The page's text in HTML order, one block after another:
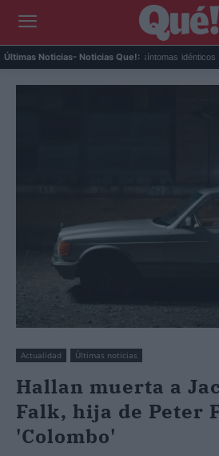
Últimas Noticias- Noticias Que!:
Calor extremo y ansiedad: síntomas idénticos que a...
Actualidad Últimas noticias
Hallan muerta a
Falk, hija de Peter
'Colombo'